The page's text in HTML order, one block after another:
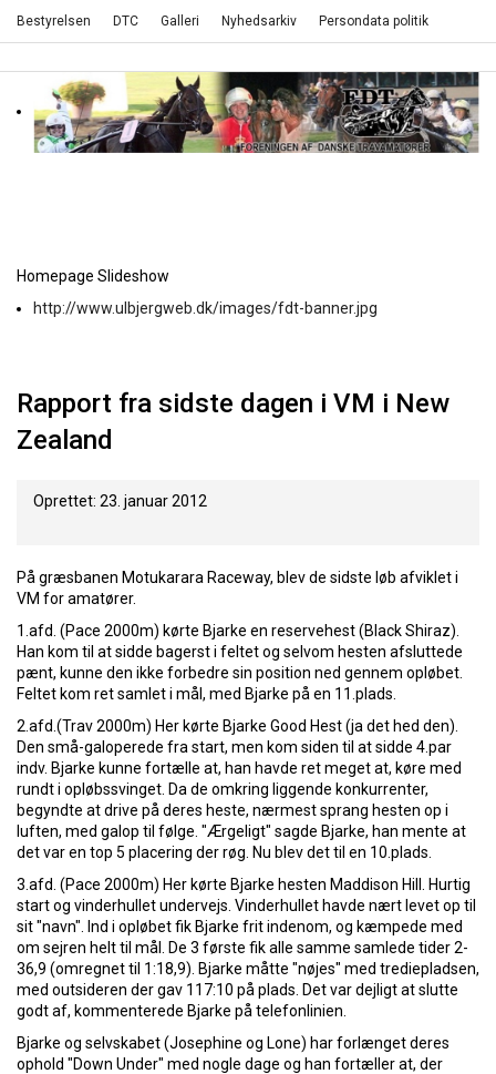
Bestyrelsen DTC Galleri Nyhedsarkiv Persondata politik
Homepage Slideshow
http://www.ulbjergweb.dk/images/fdt-banner.jpg
Rapport fra sidste dagen i VM i New
Zealand
Oprettet: 23. januar 2012
På græsbanen Motukarara Raceway, blev de sidste løb afviklet i
VM for amatører.
1.afd. (Pace 2000m) kørte Bjarke en reservehest (Black Shiraz).
Han kom til at sidde bagerst i feltet og selvom hesten afsluttede
pænt, kunne den ikke forbedre sin position ned gennem opløbet.
Feltet kom ret samlet i mål, med Bjarke på en 11.plads.
2.afd.(Trav 2000m) Her kørte Bjarke Good Hest (ja det hed den).
Den små-galoperede fra start, men kom siden til at sidde 4.par
indv. Bjarke kunne fortælle at, han havde ret meget at, køre med
rundt i opløbssvinget. Da de omkring liggende konkurrenter,
begyndte at drive på deres heste, nærmest sprang hesten op i
luften, med galop til følge. "Ærgeligt" sagde Bjarke, han mente at
det var en top 5 placering der røg. Nu blev det til en 10.plads.
3.afd. (Pace 2000m) Her kørte Bjarke hesten Maddison Hill. Hurtig
start og vinderhullet undervejs. Vinderhullet havde nært levet op til
sit "navn". Ind i opløbet fik Bjarke frit indenom, og kæmpede med
om sejren helt til mål. De 3 første fik alle samme samlede tider 2-
36,9 (omregnet til 1:18,9). Bjarke måtte "nøjes" med trediepladsen,
med outsideren der gav 117:10 på plads. Det var dejligt at slutte
godt af, kommenterede Bjarke på telefonlinien.
Bjarke og selvskabet (Josephine og Lone) har forlænget deres
ophold "Down Under" med nogle dage og han fortæller at, der